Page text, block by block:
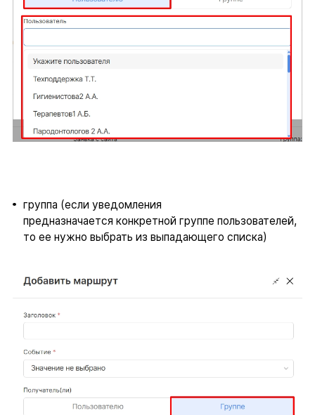
группа (если уведомления
предназначается конкретной группе пользователей,
то ее нужно выбрать из выпадающего списка)